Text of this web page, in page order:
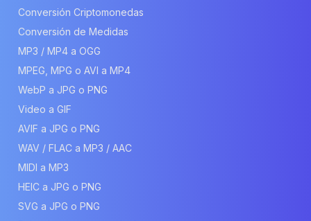
Conversión Criptomonedas
Conversión de Medidas
MP3 / MP4 a OGG
MPEG, MPG o AVI a MP4
WebP a JPG o PNG
Video a GIF
AVIF a JPG o PNG
WAV / FLAC a MP3 / AAC
MIDI a MP3
HEIC a JPG o PNG
SVG a JPG o PNG